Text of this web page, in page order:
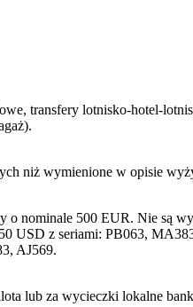
transfery lotnisko-hotel-
niż wymienione w opisie
nominale 500 EUR. Nie są
USD z seriami: PB063,
AJ569.
lub za wycieczki lokalne